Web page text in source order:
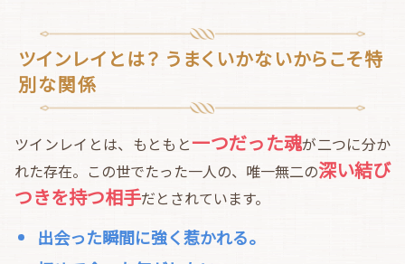
ツインレイとは？ うまくいかないからこそ特
別な関係
ツインレイとは、もともと一つだった魂が二つに分か
れた存在。この世でたった一人の、唯一無二の深い結び
つきを持つ相手だとされています。
出会った瞬間に強く惹かれる。